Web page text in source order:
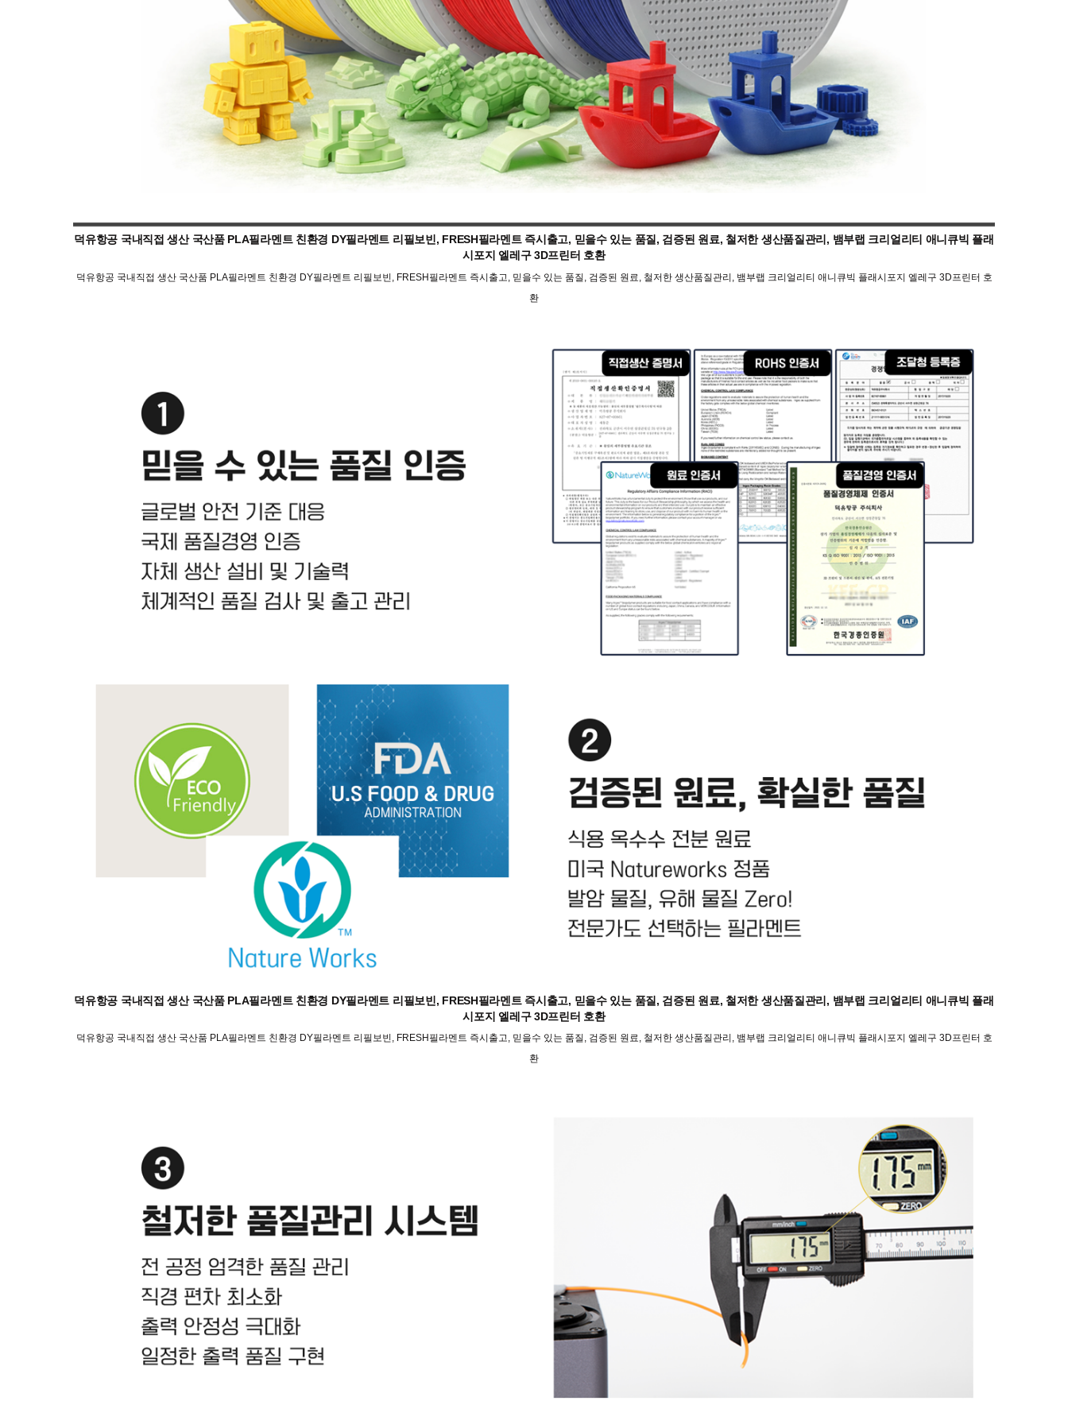
덕유항공 국내직접 생산 국산품 PLA필라멘트 친환경 DY필라멘트 리필보빈, FRESH필라멘트 즉시출고, 믿을수 있는 품질, 검증된 원료, 철저한 생산품질관리, 뱀부랩 크리얼리티 애니큐빅 플래
시포지 엘레구 3D프린터 호환
덕유항공 국내직접 생산 국산품 PLA필라멘트 친환경 DY필라멘트 리필보빈, FRESH필라멘트 즉시출고, 믿을수 있는 품질, 검증된 원료, 철저한 생산품질관리, 뱀부랩 크리얼리티 애니큐빅 플래시포지 엘레구 3D프린터 호
환
덕유항공 국내직접 생산 국산품 PLA필라멘트 친환경 DY필라멘트 리필보빈, FRESH필라멘트 즉시출고, 믿을수 있는 품질, 검증된 원료, 철저한 생산품질관리, 뱀부랩 크리얼리티 애니큐빅 플래
시포지 엘레구 3D프린터 호환
덕유항공 국내직접 생산 국산품 PLA필라멘트 친환경 DY필라멘트 리필보빈, FRESH필라멘트 즉시출고, 믿을수 있는 품질, 검증된 원료, 철저한 생산품질관리, 뱀부랩 크리얼리티 애니큐빅 플래시포지 엘레구 3D프린터 호
환